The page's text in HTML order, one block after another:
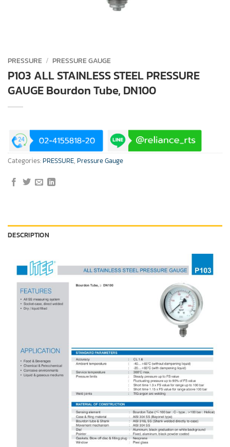
PRESSURE / PRESSURE GAUGE
P103 ALL STAINLESS STEEL PRESSURE
GAUGE Bourdon Tube, DN100
Categories: PRESSURE, Pressure Gauge
DESCRIPTION